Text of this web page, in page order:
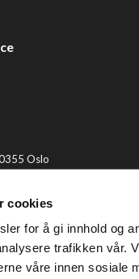
cookies
for å gi innhold og
trafikken vår.
våre innen sosiale
Oslo